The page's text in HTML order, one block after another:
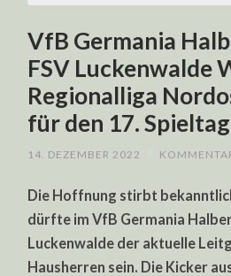
VfB Germania
FSV Luckenwalde
Regionalliga
für den 17. Spieltag
14. DEZEMBER 2022
Die Hoffnung stirbt
dürfte im VfB Germania
Luckenwalde der aktuelle
Hausherren sein. Die Kicker